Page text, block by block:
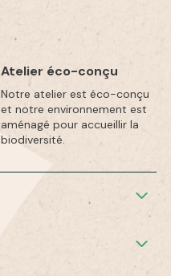
Atelier éco-conçu
Notre atelier est éco-conçu
et notre environnement est
aménagé pour accueillir la
biodiversité.